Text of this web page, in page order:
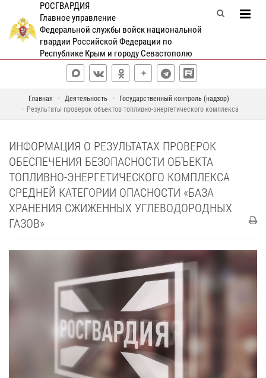
РОСГВАРДИЯ
Главное управление
Федеральной службы войск национальной
гвардии Российской Федерации по
Республике Крым и городу Севастополю
Главная Деятельность
Государственный контроль (надзор)
Результаты проверок объектов топливно-энергетического комплекса
ИНФОРМАЦИЯ О РЕЗУЛЬТАТАХ ПРОВЕРОК
ОБЕСПЕЧЕНИЯ БЕЗОПАСНОСТИ ОБЪЕКТА
ТОПЛИВНО-ЭНЕРГЕТИЧЕСКОГО КОМПЛЕКСА
СРЕДНЕЙ КАТЕГОРИИ ОПАСНОСТИ «БАЗА
ХРАНЕНИЯ СЖИЖЕННЫХ УГЛЕВОДОРОДНЫХ
ГАЗОВ»